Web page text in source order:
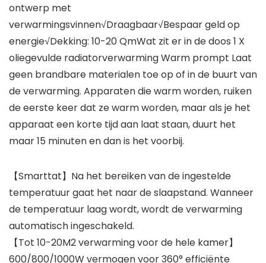
ontwerp met
verwarmingsvinnen√Draagbaar√Bespaar geld op
energie√Dekking: 10-20 QmWat zit er in de doos 1 X
oliegevulde radiatorverwarming Warm prompt Laat
geen brandbare materialen toe op of in de buurt van
de verwarming. Apparaten die warm worden, ruiken
de eerste keer dat ze warm worden, maar als je het
apparaat een korte tijd aan laat staan, duurt het
maar 15 minuten en dan is het voorbij.
【Smarttat】Na het bereiken van de ingestelde
temperatuur gaat het naar de slaapstand. Wanneer
de temperatuur laag wordt, wordt de verwarming
automatisch ingeschakeld.
【Tot 10-20M2 verwarming voor de hele kamer】
600/800/1000W vermogen voor 360° efficiënte